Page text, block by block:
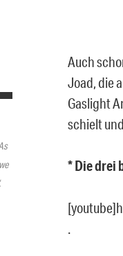
Auch
Joad, die
Gaslight
schielt
* Die drei
.